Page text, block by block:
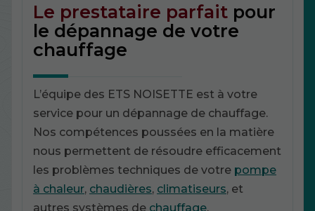
Le prestataire parfait pour
le dépannage de votre
chauffage
L’équipe des ETS NOISETTE est à votre
service pour un dépannage de chauffage.
Nos compétences poussées en la matière
nous permettent de résoudre efficacement
les problèmes techniques de votre pompe
à chaleur, chaudières, climatiseurs, et
autres systèmes de chauffage.